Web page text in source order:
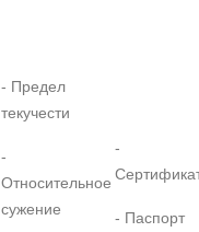
- Предел
текучести
-
Относительное
сужение
-
- Паспорт